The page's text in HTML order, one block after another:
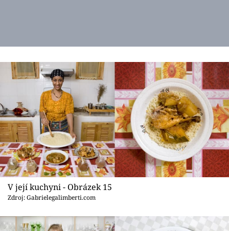
V její kuchyni - Obrázek 15
Zdroj: Gabrielegalimberti.com